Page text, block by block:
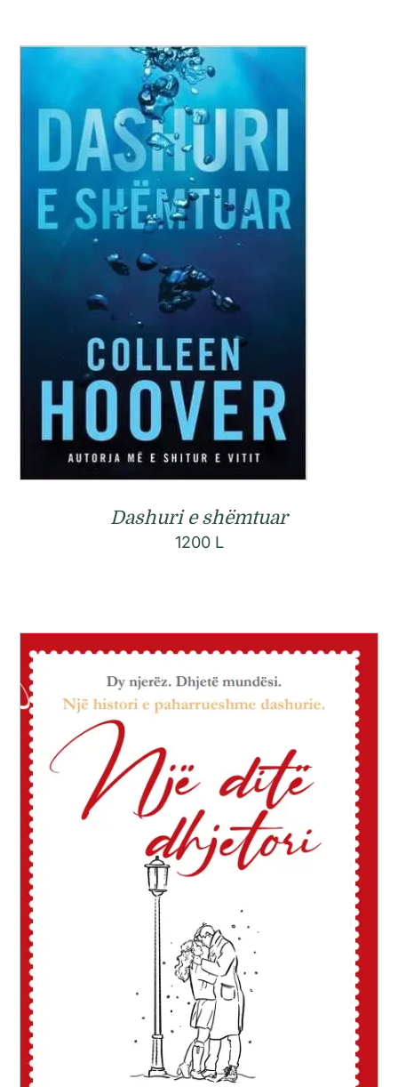
Dashuri e shëmtuar
1200 L